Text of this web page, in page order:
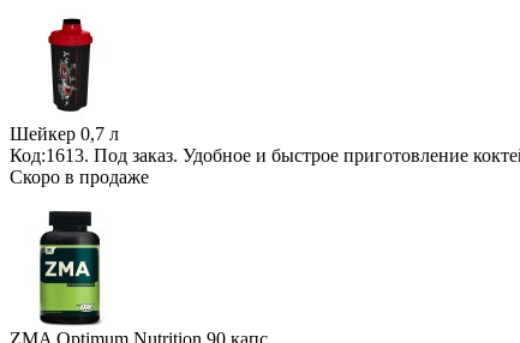
Шейкер 0,7 л
Код:1613. Под заказ. Удобное и быстрое приготовление
Скоро в продаже
ZMA Optimum Nutrition 90 капс.